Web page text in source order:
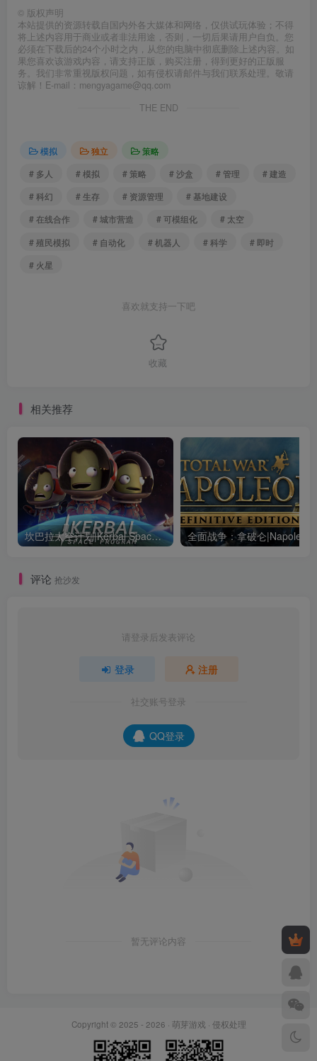
© 版权声明
本站提供的资源转载自国内外各大媒体和网络，仅供试玩体验；不得
将上述内容用于商业或者非法用途，否则，一切后果请用户自负。您
必须在下载后的24个小时之内，从您的电脑中彻底删除上述内容。如
果您喜欢该游戏内容，请支持正版，购买注册，得到更好的正版服
务。我们非常重视版权问题，如有侵权请邮件与我们联系处理。敬请
谅解！E-mail：mengyagame@qq.com
THE END
模拟 独立
策略
# 多人
# 模拟 # 策略 # 沙盒 # 管理
# 建造
# 科幻
# 生存 # 资源管理
# 基地建设
# 在线合作
# 城市营造 # 可模组化
# 太空
# 殖民模拟
# 自动化 # 机器人 # 科学
# 即时
# 火星
喜欢就支持一下吧
收藏
相关推荐
坎巴拉太空计划|Kerbal Space Program|1.12.5.3190|整合全DLC
评论 抢沙发
请登录后发表评论
登录 注册
社交账号登录
QQ登录
暂无评论内容
Copyright © 2025 - 2026 · 萌芽游戏 · 侵权处理